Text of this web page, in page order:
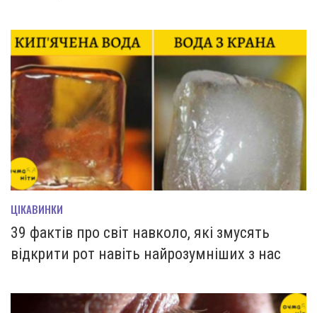
ЦІКАВИНКИ
39 фактів про світ навколо, які змусять
відкрити рот навіть найрозумніших з нас